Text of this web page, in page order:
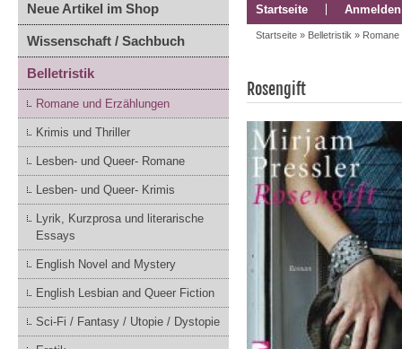
Neue Artikel im Shop
Wissenschaft / Sachbuch
Belletristik
Romane und Erzählungen
Krimis und Thriller
Lesben- und Queer- Romane
Lesben- und Queer- Krimis
Lyrik, Kurzprosa und literarische
Essays
English Novel and Mystery
English Lesbian and Queer Fiction
Sci-Fi / Fantasy / Utopie / Dystopie
Startseite Anmelden
Startseite » Belletristik »
Rosengift